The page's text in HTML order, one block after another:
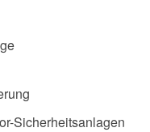
Sicherheitsanlagen